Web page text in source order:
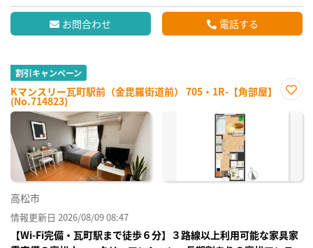
お問合わせ 電話する
割引キャンペーン
Kマンスリー瓦町駅前（金毘羅街道前） 705・1R-【角部屋】
(No.714823)
に入
高松市
情報更新日 2026/08/09 08:47
【Wi-Fi完備・瓦町駅まで徒歩６分】３路線以上利用可能な家具家